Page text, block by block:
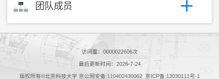
团队成员
访问量： 0000022606次
最后更新时间： 2026-7-24
版权所有©北京科技大学 京公网安备:110402430062 京ICP备:13030111号-1